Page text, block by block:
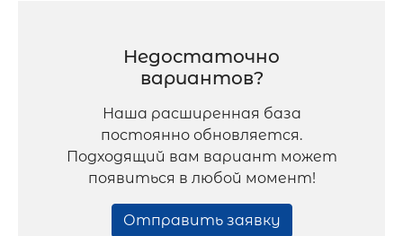
Недостаточно
вариантов?
Наша расширенная база
постоянно обновляется.
Подходящий вам вариант может
появиться в любой момент!
Отправить заявку